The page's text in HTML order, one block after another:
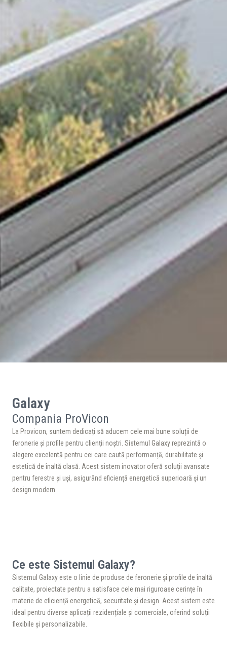
Galaxy
Compania ProVicon
La Provicon, suntem dedicați să aducem cele mai bune soluții de
feronerie și profile pentru clienții noștri. Sistemul Galaxy reprezintă o
alegere excelentă pentru cei care caută performanță, durabilitate și
estetică de înaltă clasă. Acest sistem inovator oferă soluții avansate
pentru ferestre și uși, asigurând eficiență energetică superioară și un
design modern.
Ce este Sistemul Galaxy?
Sistemul Galaxy este o linie de produse de feronerie și profile de înaltă
calitate, proiectate pentru a satisface cele mai riguroase cerințe în
materie de eficiență energetică, securitate și design. Acest sistem este
ideal pentru diverse aplicații rezidențiale și comerciale, oferind soluții
flexibile și personalizabile.